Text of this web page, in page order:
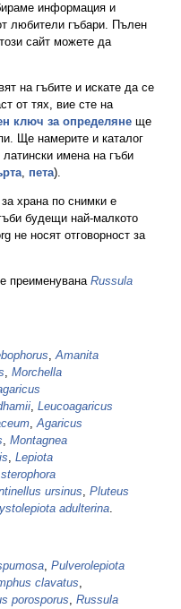
информация и
любители гъбари. Пълен
сайт можете да
на гъбите и искате да се
от тях, вие сте на
ключ за определяне ще
Ще намерите и каталог
имена на гъби
, пета).
храна по снимки е
будещи най-малкото
не носят отговорност за
е преименувана Russula
,Amanita
, Morchella
, Leucoagaricus
,Agaricus
, Montagnea
, Lepiota
ursinus, Pluteus
adulterina.
, Pulverolepiota
clavatus,
porosporus, Russula